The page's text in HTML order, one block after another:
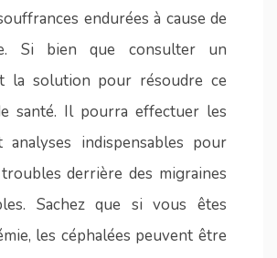
endurées à cause de
Si bien que consulter un
la solution pour résoudre ce
santé. Il pourra effectuer les
analyses indispensables pour
derrière des migraines
Sachez que si vous êtes
les céphalées peuvent être